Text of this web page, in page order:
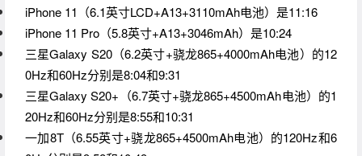
iPhone 11（6.1英寸LCD+A13+3110mAh电池）是11:16
iPhone 11 Pro（5.8英寸+A13+3046mAh）是10:24
三星Galaxy S20（6.2英寸+骁龙865+4000mAh电池）的12
0Hz和60Hz分别是8:04和9:31
三星Galaxy S20+（6.7英寸+骁龙865+4500mAh电池）的1
20Hz和60Hz分别是8:55和10:31
一加8T（6.55英寸+骁龙865+4500mAh电池）的120Hz和6